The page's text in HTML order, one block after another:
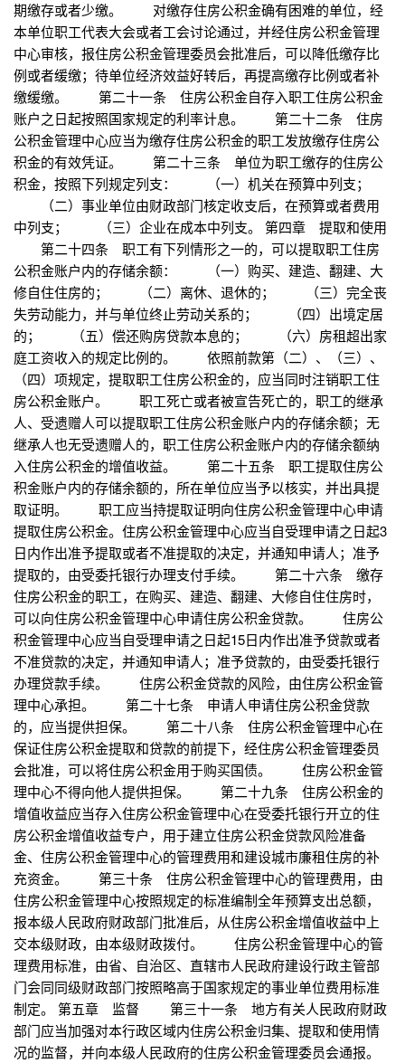
期缴存或者少缴。 对缴存住房公积金确有困难的单位，经
本单位职工代表大会或者工会讨论通过，并经住房公积金管理
中心审核，报住房公积金管理委员会批准后，可以降低缴存比
例或者缓缴；待单位经济效益好转后，再提高缴存比例或者补
缴缓缴。 第二十一条 住房公积金自存入职工住房公积金
账户之日起按照国家规定的利率计息。 第二十二条 住房
公积金管理中心应当为缴存住房公积金的职工发放缴存住房公
积金的有效凭证。 第二十三条 单位为职工缴存的住房公
积金，按照下列规定列支： （一）机关在预算中列支；
（二）事业单位由财政部门核定收支后，在预算或者费用
中列支； （三）企业在成本中列支。 第四章 提取和使用
第二十四条 职工有下列情形之一的，可以提取职工住房
公积金账户内的存储余额： （一）购买、建造、翻建、大
修自住住房的； （二）离休、退休的； （三）完全丧
失劳动能力，并与单位终止劳动关系的； （四）出境定居
的； （五）偿还购房贷款本息的； （六）房租超出家
庭工资收入的规定比例的。 依照前款第（二）、（三）、
（四）项规定，提取职工住房公积金的，应当同时注销职工住
房公积金账户。 职工死亡或者被宣告死亡的，职工的继承
人、受遗赠人可以提取职工住房公积金账户内的存储余额；无
继承人也无受遗赠人的，职工住房公积金账户内的存储余额纳
入住房公积金的增值收益。 第二十五条 职工提取住房公
积金账户内的存储余额的，所在单位应当予以核实，并出具提
取证明。 职工应当持提取证明向住房公积金管理中心申请
提取住房公积金。住房公积金管理中心应当自受理申请之日起3
日内作出准予提取或者不准提取的决定，并通知申请人；准予
提取的，由受委托银行办理支付手续。 第二十六条 缴存
住房公积金的职工，在购买、建造、翻建、大修自住住房时，
可以向住房公积金管理中心申请住房公积金贷款。 住房公
积金管理中心应当自受理申请之日起15日内作出准予贷款或者
不准贷款的决定，并通知申请人；准予贷款的，由受委托银行
办理贷款手续。 住房公积金贷款的风险，由住房公积金管
理中心承担。 第二十七条 申请人申请住房公积金贷款
的，应当提供担保。 第二十八条 住房公积金管理中心在
保证住房公积金提取和贷款的前提下，经住房公积金管理委员
会批准，可以将住房公积金用于购买国债。 住房公积金管
理中心不得向他人提供担保。 第二十九条 住房公积金的
增值收益应当存入住房公积金管理中心在受委托银行开立的住
房公积金增值收益专户，用于建立住房公积金贷款风险准备
金、住房公积金管理中心的管理费用和建设城市廉租住房的补
充资金。 第三十条 住房公积金管理中心的管理费用，由
住房公积金管理中心按照规定的标准编制全年预算支出总额，
报本级人民政府财政部门批准后，从住房公积金增值收益中上
交本级财政，由本级财政拨付。 住房公积金管理中心的管
理费用标准，由省、自治区、直辖市人民政府建设行政主管部
门会同同级财政部门按照略高于国家规定的事业单位费用标准
制定。 第五章 监督 第三十一条 地方有关人民政府财政
部门应当加强对本行政区域内住房公积金归集、提取和使用情
况的监督，并向本级人民政府的住房公积金管理委员会通报。